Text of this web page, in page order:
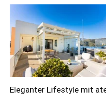
Eleganter Lifestyle mit